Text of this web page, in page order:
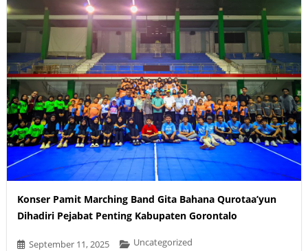
Konser Pamit Marching Band Gita Bahana Qurotaa’yun
Dihadiri Pejabat Penting Kabupaten Gorontalo
September 11, 2025 Uncategorized